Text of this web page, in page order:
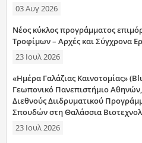
03 Αυγ 2026
Νέος κύκλος προγράμματος
Τροφίμων – Αρχές και Σύγχρονα
23 Ιουλ 2026
«Ημέρα Γαλάζιας Καινοτομίας»
Γεωπονικό Πανεπιστήμιο
Διεθνούς Διιδρυματικού
Σπουδών στη Θαλάσσια
23 Ιουλ 2026